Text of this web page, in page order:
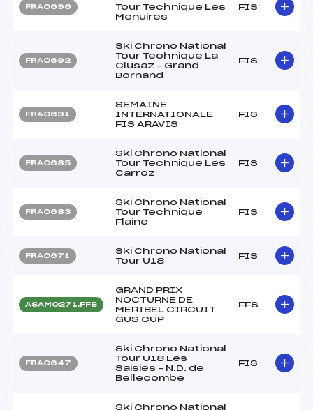
FRA0696
Tour Technique Les
Menuires
FIS
FRA0692
Ski Chrono National
Tour Technique La
Clusaz – Grand
Bornand
FIS
FRA0691
SEMAINE
INTERNATIONALE
FIS ARAVIS
FIS
FRA0685
Ski Chrono National
Tour Technique Les
Carroz
FIS
FRA0683
Ski Chrono National
Tour Technique
Flaine
FIS
FRA0671
Ski Chrono National
Tour U18
FIS
ASAM0271.FFS
GRAND PRIX
NOCTURNE DE
MERIBEL CIRCUIT
GUS CUP
FFS
FRA0647
Ski Chrono National
Tour U18 Les
Saisies – N.D. de
Bellecombe
FIS
Ski Chrono National